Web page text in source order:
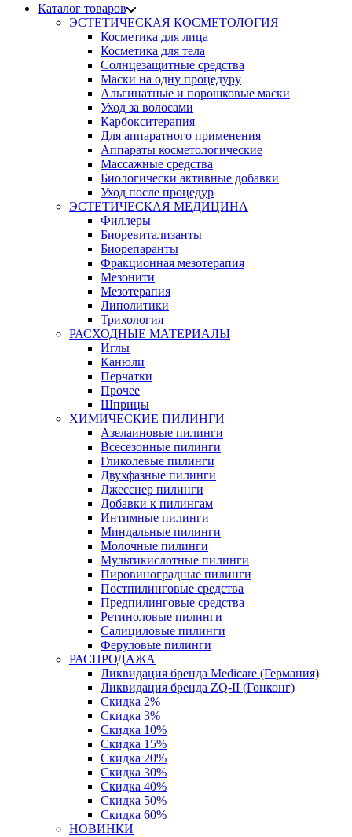
Каталог товаров
ЭСТЕТИЧЕСКАЯ КОСМЕТОЛОГИЯ
Косметика для лица
Косметика для тела
Солнцезащитные средства
Маски на одну процедуру
Альгинатные и порошковые маски
Уход за волосами
Карбокситерапия
Для аппаратного применения
Аппараты косметологические
Массажные средства
Биологически активные добавки
Уход после процедур
ЭСТЕТИЧЕСКАЯ МЕДИЦИНА
Филлеры
Биоревитализанты
Биорепаранты
Фракционная мезотерапия
Мезонити
Мезотерапия
Липолитики
Трихология
РАСХОДНЫЕ МАТЕРИАЛЫ
Иглы
Канюли
Перчатки
Прочее
Шприцы
ХИМИЧЕСКИЕ ПИЛИНГИ
Азелаиновые пилинги
Всесезонные пилинги
Гликолевые пилинги
Двухфазные пилинги
Джесснер пилинги
Добавки к пилингам
Интимные пилинги
Миндальные пилинги
Молочные пилинги
Мультикислотные пилинги
Пировиноградные пилинги
Постпилинговые средства
Предпилинговые средства
Ретиноловые пилинги
Салициловые пилинги
Феруловые пилинги
РАСПРОДАЖА
Ликвидация бренда Medicare (Германия)
Ликвидация бренда ZQ-II (Гонконг)
Скидка 2%
Скидка 3%
Скидка 10%
Скидка 15%
Скидка 20%
Скидка 30%
Скидка 40%
Скидка 50%
Скидка 60%
НОВИНКИ